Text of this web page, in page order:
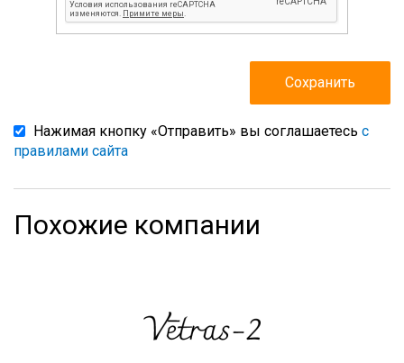
Нажимая кнопку «Отправить» вы соглашаетесь с
правилами сайта
Похожие компании